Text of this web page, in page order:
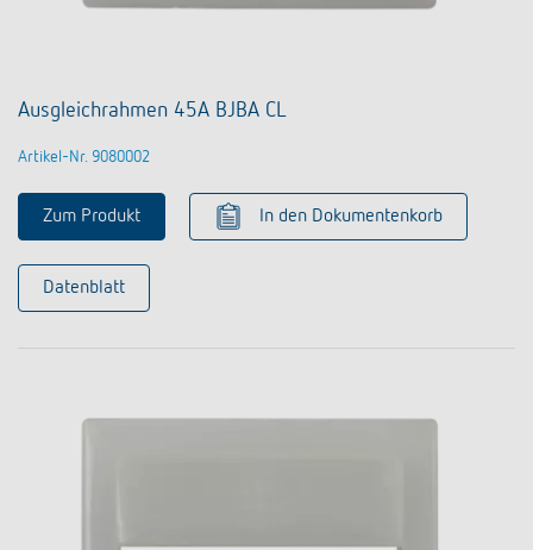
Ausgleichrahmen 45A BJBA CL
Artikel-Nr. 9080002
Zum Produkt In den Dokumentenkorb
Datenblatt